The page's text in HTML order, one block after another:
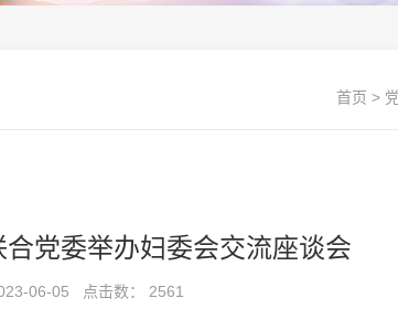
首页 >
党委举办妇委会交流座谈会
06-05 点击数： 2561